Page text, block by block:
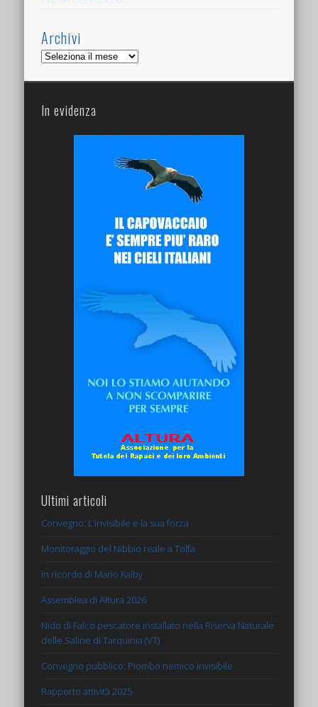
Archivi
Archivi
In evidenza
Ultimi articoli
Convegno: L’invisibile e la sua forza
Monitoraggio del Nibbio reale a Tolfa
In ricordo di Mario Kalby
Assemblea di Altura 2026
Nido di Falco pescatore installato nella Riserva Naturale
delle Saline di Tarquinia (VT)
Convegno pubblico: Piombo nemico invisibile
Rapporto attività 2025